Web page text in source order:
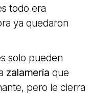
todo era
ya quedaron
solo pueden
zalamería que
pero le cierra